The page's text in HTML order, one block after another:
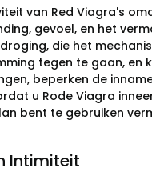
van Red Viagra's
gevoel, en het
die het
tegen te gaan,
beperken de
u Rode Viagra
bent te gebruiken
Intimiteit